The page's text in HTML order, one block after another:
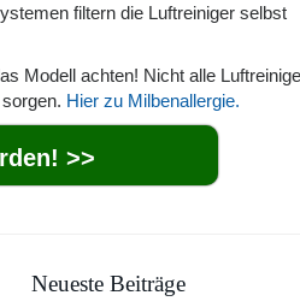
filtern die Luftreiniger selbst
Modell achten! Nicht alle
Hier zu Milbenallergie.
>>
Neueste Beiträge